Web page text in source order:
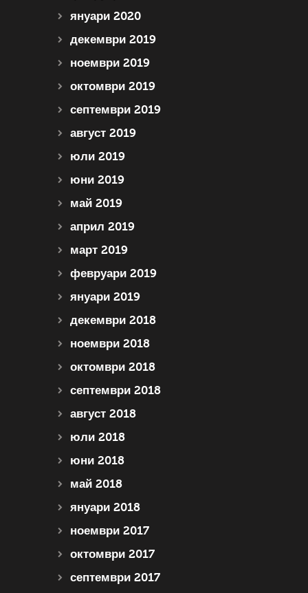
януари 2020
декември 2019
ноември 2019
октомври 2019
септември 2019
август 2019
юли 2019
юни 2019
май 2019
април 2019
март 2019
февруари 2019
януари 2019
декември 2018
ноември 2018
октомври 2018
септември 2018
август 2018
юли 2018
юни 2018
май 2018
януари 2018
ноември 2017
октомври 2017
септември 2017